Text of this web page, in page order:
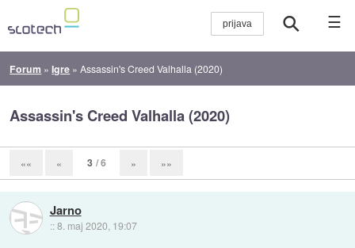
☰
Forum »Igre »Assassin's Creed Valhalla (2020)
Assassin's Creed Valhalla (2020)
«« « 3 / 6 » »»
Jarno
::8. maj 2020, 19:07